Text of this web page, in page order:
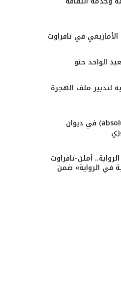
في تافراوت
الواحد حنو
لتدبير ملف الهجرة
شعرية الإطلاق (absolutisation) في ديوان
أملن-تافراوت
في الرواية» ضمن